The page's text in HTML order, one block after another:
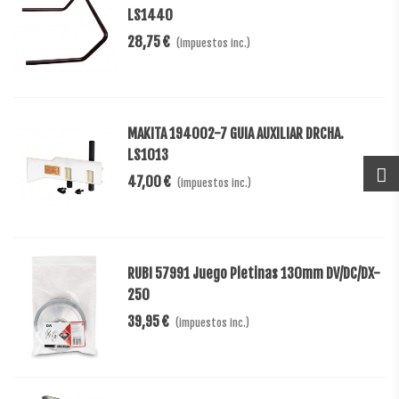
LS1440
28,75 € (impuestos inc.)
MAKITA 194002-7 GUIA AUXILIAR DRCHA.
LS1013
47,00 € (impuestos inc.)
RUBI 57991 Juego Pletinas 130mm DV/DC/DX-
250
39,95 € (impuestos inc.)